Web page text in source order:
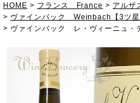
HOME フランス France
アル
ヴァインバック Weinbach【3ツ星
ヴァインバック レ・ヴィーニュ